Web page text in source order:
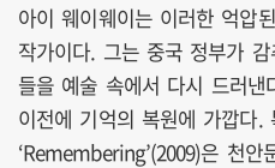
아이 웨이웨이는 이러한 억압
작가이다. 그는 중국 정부가
들을 예술 속에서 다시 드러
이전에 기억의 복원에 가깝다.
‘Remembering’(2009)은 천